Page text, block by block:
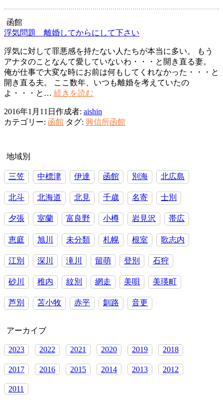
妻
ら
DV
函館
浮気問題 離婚してからにして下さい
浮気に対して罪悪感を持たない人たちが本当に多い。 もう
アナタのことなんて愛していないわ・・・と開き直る妻。
俺が仕事で大変な時にお前は何もしてくれなかった・・・と
開き直る夫。 ここ数年、いつも離婚を考えていたの
よ・・・と… 続きを読む
問
題
2016年1月11日 作成者: aishin
カテゴリー: 函館 タグ: 興信所函館
地域別
三笠 中標津 伊達 函館 別海 北広島
北斗 北海道 北見 千歳 名寄 士別
夕張 室蘭 富良野 小樽 岩見沢 帯広
恵庭 旭川 未分類 札幌 根室 歌志内
江別 深川 滝川 留萌 登別 石狩
砂川 稚内 紋別 網走 美唄 美瑛町
芦別 苫小牧 赤平 釧路 音更
アーカイブ
2023 2022 2021 2020 2019 2018
2017 2016 2015 2014 2013 2012
2011